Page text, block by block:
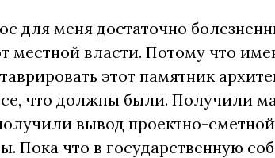
для меня достаточно
местной власти. Потому что
этот памятник
что должны были. Получили
вывод проектно-
Пока что в государственную